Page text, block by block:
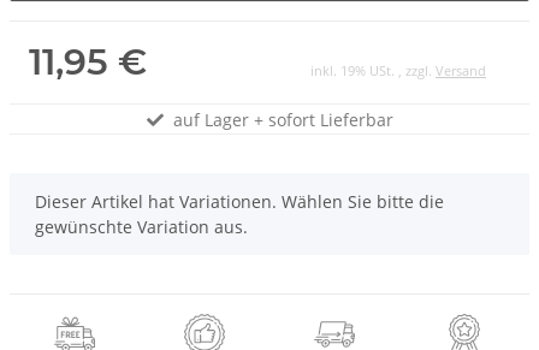
11,95 € inkl. 19% USt. , zzgl. Versand
auf Lager + sofort Lieferbar
x
Dieser Artikel hat Variationen. Wählen Sie bitte die
gewünschte Variation aus.